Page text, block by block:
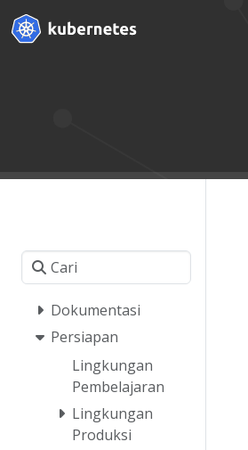
Dokumentasi
Persiapan
Lingkungan
Pembelajaran
Lingkungan
Produksi